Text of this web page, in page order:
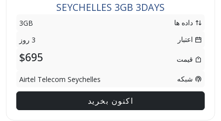
SEYCHELLES 3GB 3DAYS
داده ها
3GB
اعتبار
3 روز
قیمت $695
شبکه Airtel Telecom Seychelles
اکنون بخرید